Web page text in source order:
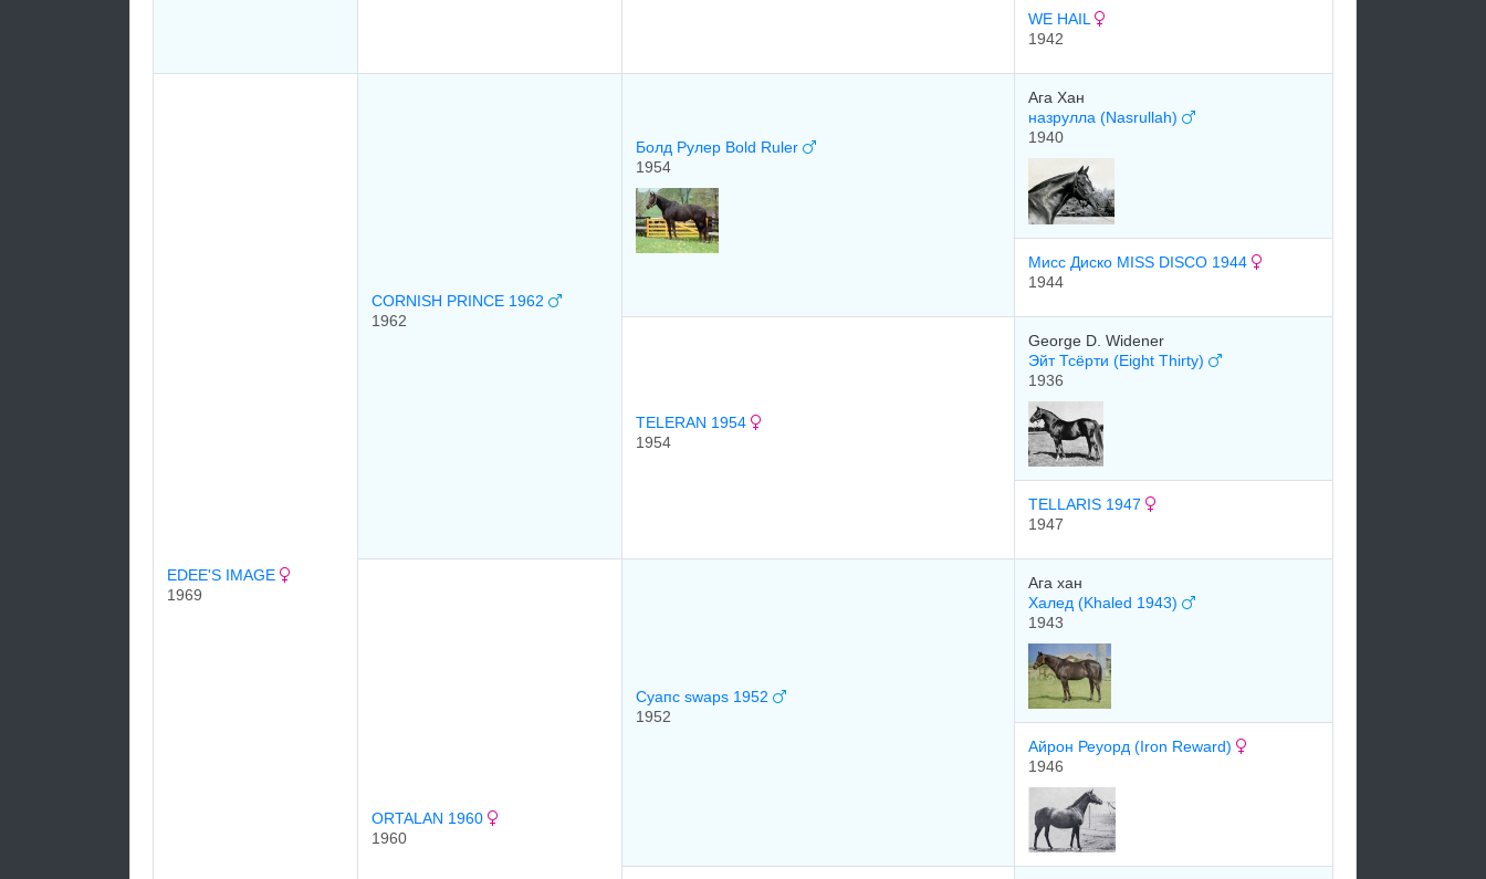
WE HAIL
1942
EDEE'S IMAGE
1969
CORNISH PRINCE 1962
1962
Болд Рулер Bold Ruler
1954
Ага Хан
назрулла (Nasrullah)
1940
Мисс Диско MISS DISCO 1944
1944
TELERAN 1954
1954
George D. Widener
Эйт Тсёрти (Eight Thirty)
1936
TELLARIS 1947
1947
ORTALAN 1960
1960
Суапс swaps 1952
1952
Ага хан
Халед (Khaled 1943)
1943
Айрон Реуорд (Iron Reward)
1946